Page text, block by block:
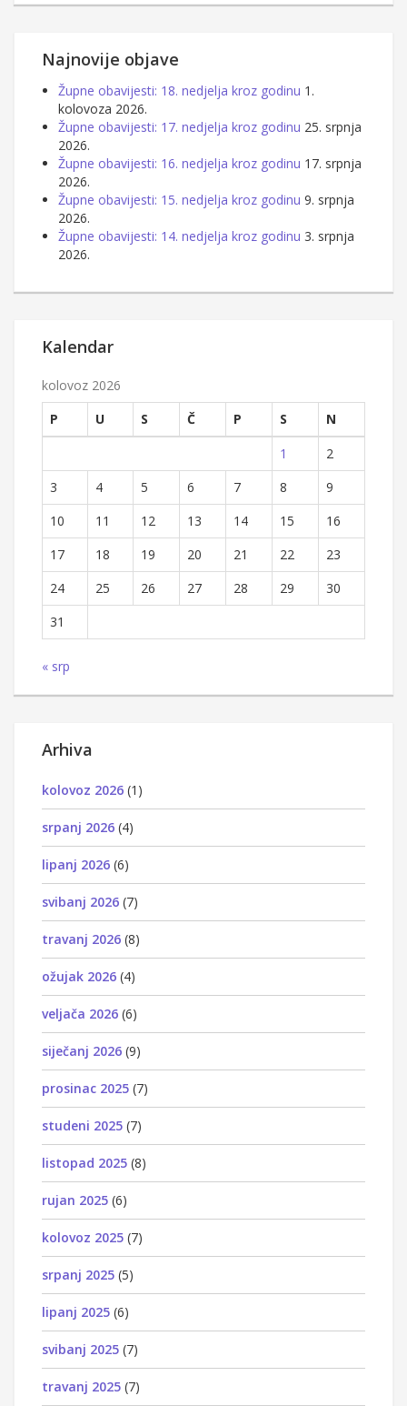
Najnovije objave
Župne obavijesti: 18. nedjelja kroz godinu 1.
kolovoza 2026.
Župne obavijesti: 17. nedjelja kroz godinu 25. srpnja
2026.
Župne obavijesti: 16. nedjelja kroz godinu 17. srpnja
2026.
Župne obavijesti: 15. nedjelja kroz godinu 9. srpnja
2026.
Župne obavijesti: 14. nedjelja kroz godinu 3. srpnja
2026.
Kalendar
kolovoz 2026
P
U S Č P S
N
1
2
3
4 5 6 7 8
9
10
11 12 13 14 15
16
17
18 19 20 21 22
23
24
25 26 27 28 29
30
31
« srp
Arhiva
kolovoz 2026 (1)
srpanj 2026 (4)
lipanj 2026 (6)
svibanj 2026 (7)
travanj 2026 (8)
ožujak 2026 (4)
veljača 2026 (6)
siječanj 2026 (9)
prosinac 2025 (7)
studeni 2025 (7)
listopad 2025 (8)
rujan 2025 (6)
kolovoz 2025 (7)
srpanj 2025 (5)
lipanj 2025 (6)
svibanj 2025 (7)
travanj 2025 (7)